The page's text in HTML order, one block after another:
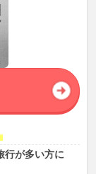
行が多い方に